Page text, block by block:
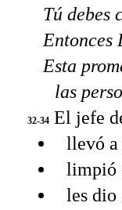
Tú debes
Entonces
Esta
las
32-34 El jefe
llevó a
limpió
les dio